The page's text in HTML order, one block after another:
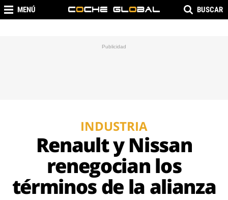
MENÚ BUSCAR
INDUSTRIA
Renault y Nissan
renegocian los
términos de la alianza